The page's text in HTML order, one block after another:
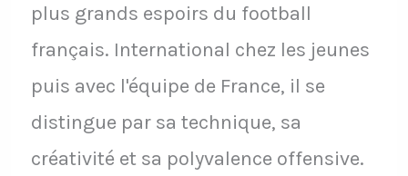
plus grands espoirs du football
français. International chez les jeunes
puis avec l'équipe de France, il se
distingue par sa technique, sa
créativité et sa polyvalence offensive.